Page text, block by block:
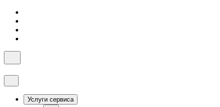
Услуги сервиса